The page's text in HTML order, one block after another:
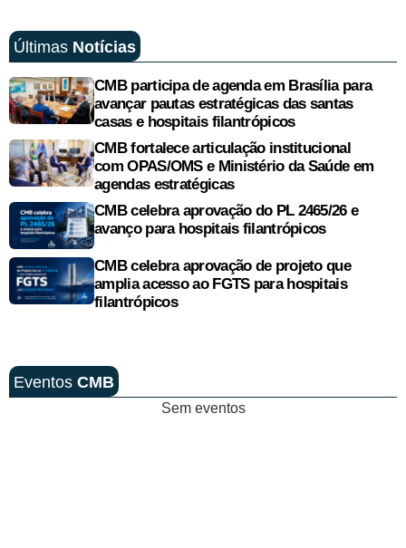
Últimas Notícias
CMB participa de agenda em Brasília para
avançar pautas estratégicas das santas
casas e hospitais filantrópicos
CMB fortalece articulação institucional
com OPAS/OMS e Ministério da Saúde em
agendas estratégicas
CMB celebra aprovação do PL 2465/26 e
avanço para hospitais filantrópicos
CMB celebra aprovação de projeto que
amplia acesso ao FGTS para hospitais
filantrópicos
Eventos CMB
Sem eventos